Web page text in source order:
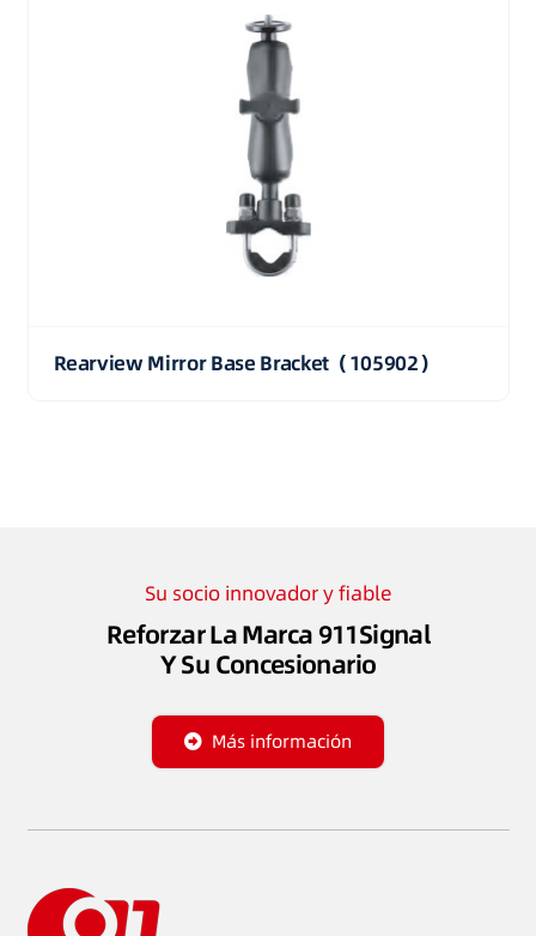
Rearview Mirror Base Bracket（105902）
Su socio innovador y fiable
Reforzar La Marca 911Signal
Y Su Concesionario
Más información